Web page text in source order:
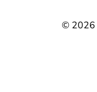
© 2026